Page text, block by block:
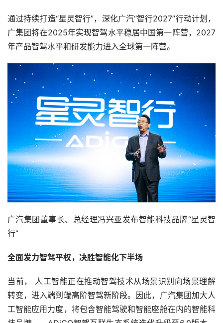
通过持续打造“星灵智行”，深化广汽“智行2027”行动计划，
广集团将在2025年实现智驾水平稳居中国第一阵营，2027
年产品智驾水平和研发能力进入全球第一阵营。
广汽集团董事长、总经理冯兴亚发布智能科技品牌“星灵智
行”
全面发力智驾平权，决胜智能化下半场
当前， 人工智能正在推动智驾技术从场景识别向场景理解
转变，进入端到端高阶智驾新阶段。因此，广汽集团加大人
工智能应用力度，将包含智能驾驶和智能座舱在内的智能科